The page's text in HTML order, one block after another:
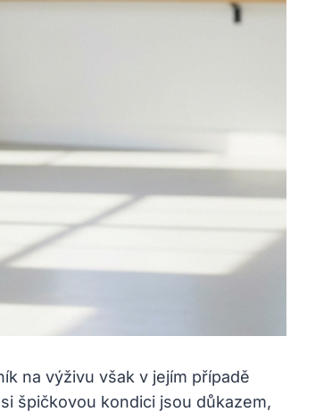
na výživu však v jejím případě
špičkovou kondici jsou důkazem,